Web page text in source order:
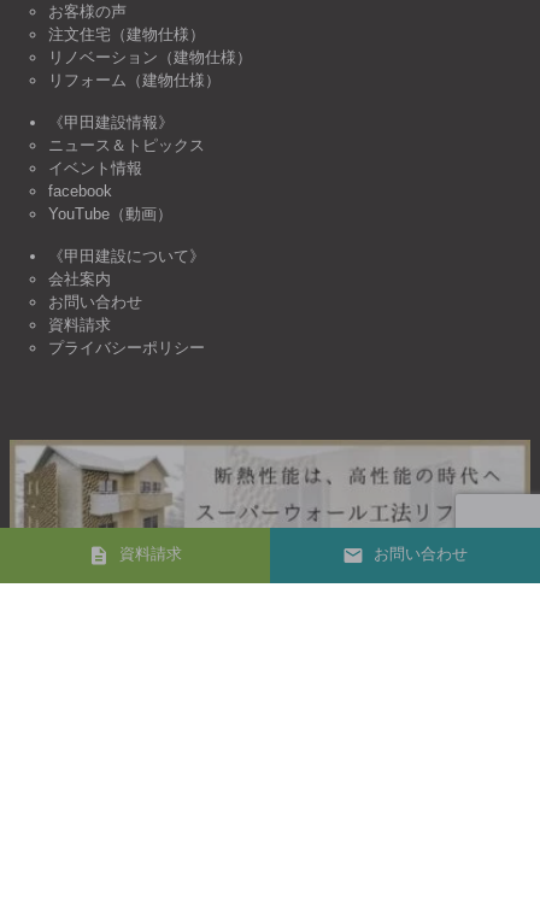
お客様の声
注文住宅（建物仕様）
リノベーション（建物仕様）
リフォーム（建物仕様）
《甲田建設情報》
ニュース＆トピックス
イベント情報
facebook
YouTube（動画）
《甲田建設について》
会社案内
お問い合わせ
資料請求
プライバシーポリシー
資料請求 お問い合わせ